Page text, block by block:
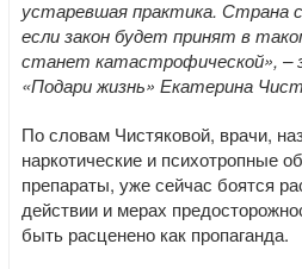
устаревшая практика. Страна
если закон будет принят в
станет катастрофической», –
«Подари жизнь» Екатерина
По словам Чистяковой, врачи,
наркотические и психотропные
препараты, уже сейчас боятся
действии и мерах
быть расценено как пропаганда.